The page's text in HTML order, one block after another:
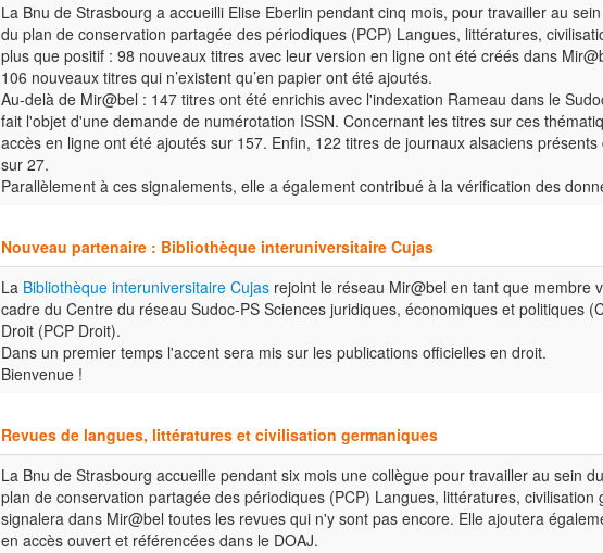
La Bnu de Strasbourg a accueilli Elise Eberlin pendant cinq mois, pour travailler au
du plan de conservation partagée des périodiques (PCP) Langues, littératures,
plus que positif : 98 nouveaux titres avec leur version en ligne ont été créés dans
106 nouveaux titres qui n’existent qu’en papier ont été ajoutés.
Au-delà de Mir@bel : 147 titres ont été enrichis avec l'indexation Rameau dans le
fait l'objet d'une demande de numérotation ISSN. Concernant les titres sur ces
accès en ligne ont été ajoutés sur 157. Enfin, 122 titres de journaux alsaciens
sur 27.
Parallèlement à ces signalements, elle a également contribué à la vérification des
Nouveau partenaire : Bibliothèque interuniversitaire Cujas
La Bibliothèque interuniversitaire Cujas rejoint le réseau Mir@bel en tant que membre
cadre du Centre du réseau Sudoc-PS Sciences juridiques, économiques et politiques
Droit (PCP Droit).
Dans un premier temps l'accent sera mis sur les publications officielles en droit.
Bienvenue !
Revues de langues, littératures et civilisation germaniques
La Bnu de Strasbourg accueille pendant six mois une collègue pour travailler au sein du
plan de conservation partagée des périodiques (PCP) Langues, littératures,
signalera dans Mir@bel toutes les revues qui n'y sont pas encore. Elle ajoutera
en accès ouvert et référencées dans le DOAJ.